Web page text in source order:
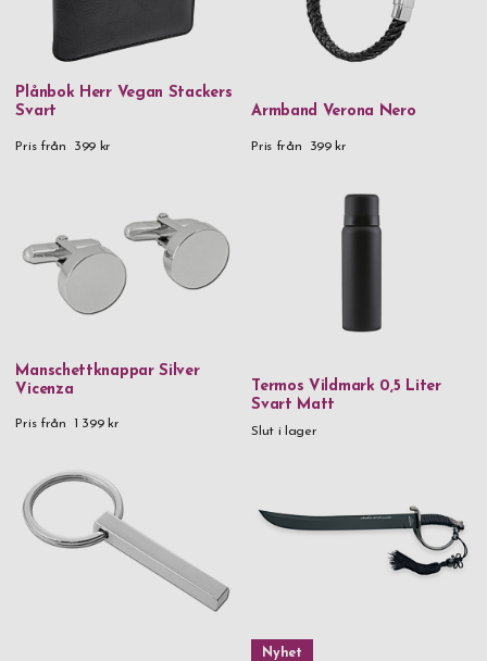
Plånbok Herr Vegan Stackers
Svart
Pris från 399 kr
Armband Verona Nero
Pris från 399 kr
Manschettknappar Silver
Vicenza
Pris från 1 399 kr
Termos Vildmark 0,5 Liter
Svart Matt
Slut i lager
Nyhet